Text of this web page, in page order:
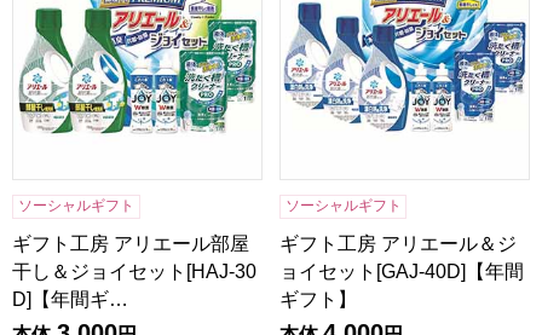
ソーシャルギフト
ギフト工房 アリエール部屋
干し＆ジョイセット[HAJ-30
D]【年間ギ…
ソーシャルギフト
ギフト工房 アリエール＆ジ
ョイセット[GAJ-40D]【年間
ギフト】